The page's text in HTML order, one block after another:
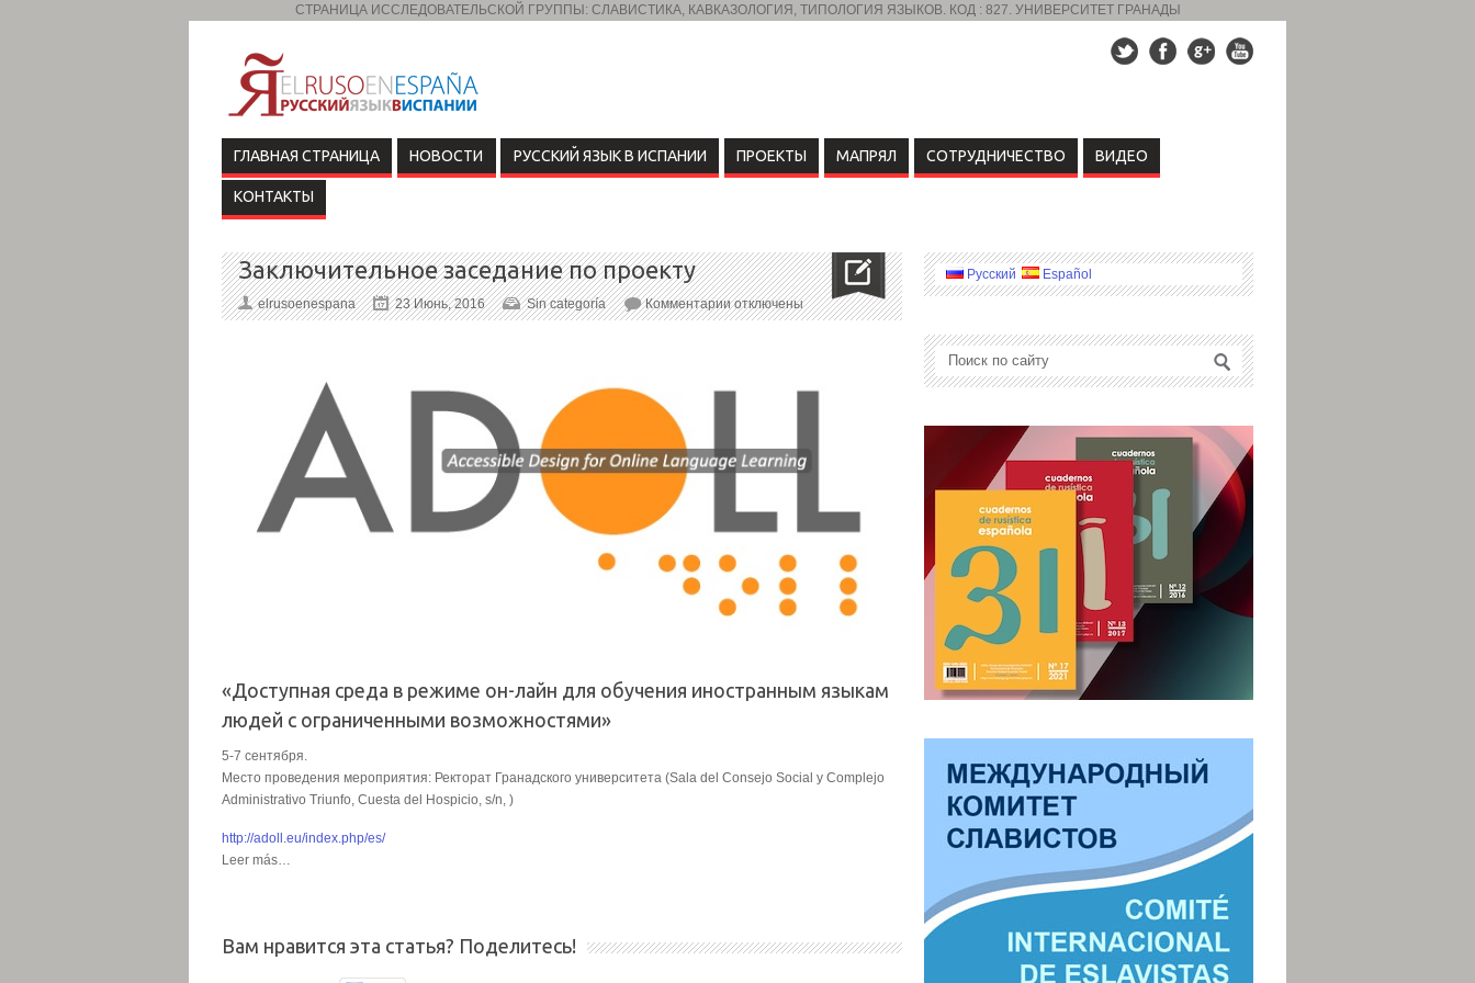
СТРАНИЦА ИССЛЕДОВАТЕЛЬСКОЙ ГРУППЫ: СЛАВИСТИКА, КАВКАЗОЛОГИЯ, ТИПОЛОГИЯ ЯЗЫКОВ. КОД : 827. УНИВЕРСИТЕТ ГРАНАДЫ
ГЛАВНАЯ СТРАНИЦА НОВОСТИ РУССКИЙ ЯЗЫК В ИСПАНИИ ПРОЕКТЫ МАПРЯЛ СОТРУДНИЧЕСТВО ВИДЕО
КОНТАКТЫ
Заключительное заседание по проекту
elrusoenespana 23 Июнь, 2016 Sin categoría Комментарииотключены
«Доступная среда в режиме он-лайн для обучения иностранным языкам
людей с ограниченными возможностями»
5-7 сентября.
Место проведения мероприятия: Ректорат Гранадского университета (Sala del Consejo Social y Complejo
Administrativo Triunfo, Cuesta del Hospicio, s/n, )
http://adoll.eu/index.php/es/
Leer más…
Вам нравится эта статья? Поделитесь!
Русский Español